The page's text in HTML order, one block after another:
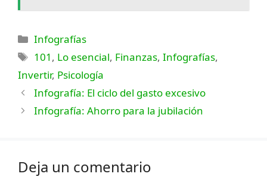
Categorías
Infografías
Etiquetas
101 , Lo esencial, Finanzas,Infografías,
Invertir, Psicología
Infografía: El ciclo del gasto excesivo
Infografía: Ahorro para la jubilación
Deja un comentario